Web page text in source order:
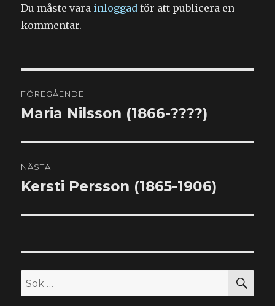
Du måste vara inloggad för att publicera en
kommentar.
FÖREGÅENDE
Föregående
Maria Nilsson (1866-????)
NÄSTA
Nästa
Kersti Persson (1865-1906)
Sök
efter: